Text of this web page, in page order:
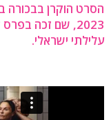
הסרט הוקרן בבכורה
2023, שם זכה
עלילתי ישראלי.